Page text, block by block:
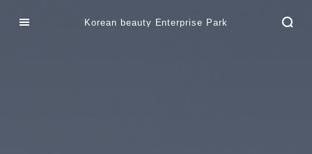
Korean beauty Enterprise Park